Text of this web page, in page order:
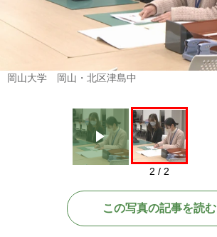
岡山大学 岡山・北区津島中
2 / 2
この写真の記事を読む